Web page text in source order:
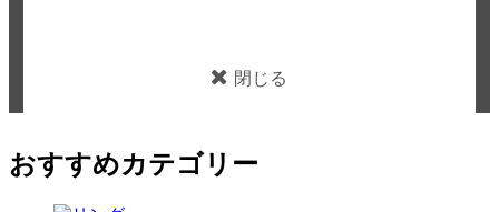
閉じる
おすすめカテゴリー